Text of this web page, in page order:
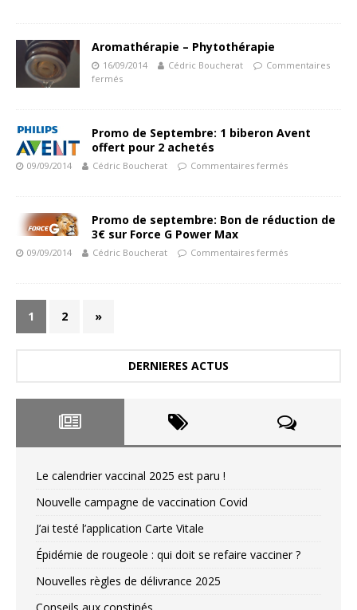
Aromathérapie – Phytothérapie
16/09/2014 Cédric Boucherat
Commentaires
fermés
Promo de Septembre: 1 biberon Avent
offert pour 2 achetés
09/09/2014 Cédric Boucherat Commentaires fermés
Promo de septembre: Bon de réduction de
3€ sur Force G Power Max
09/09/2014 Cédric Boucherat Commentaires fermés
1 2 »
DERNIERES ACTUS
Le calendrier vaccinal 2025 est paru !
Nouvelle campagne de vaccination Covid
J’ai testé l’application Carte Vitale
Épidémie de rougeole : qui doit se refaire vacciner ?
Nouvelles règles de délivrance 2025